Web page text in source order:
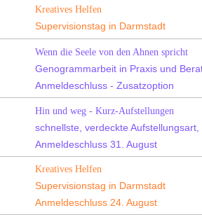
Kreatives Helfen
Supervisionstag in Darmstadt
Wenn die Seele von den Ahnen spricht
Genogrammarbeit in Praxis und
Anmeldeschluss - Zusatzoption
Hin und weg - Kurz-Aufstellungen
schnellste, verdeckte
Anmeldeschluss 31. August
Kreatives Helfen
Supervisionstag in Darmstadt
Anmeldeschluss 24. August